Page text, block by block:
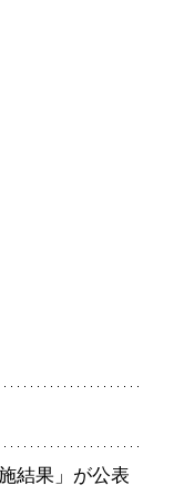
結果」が公表